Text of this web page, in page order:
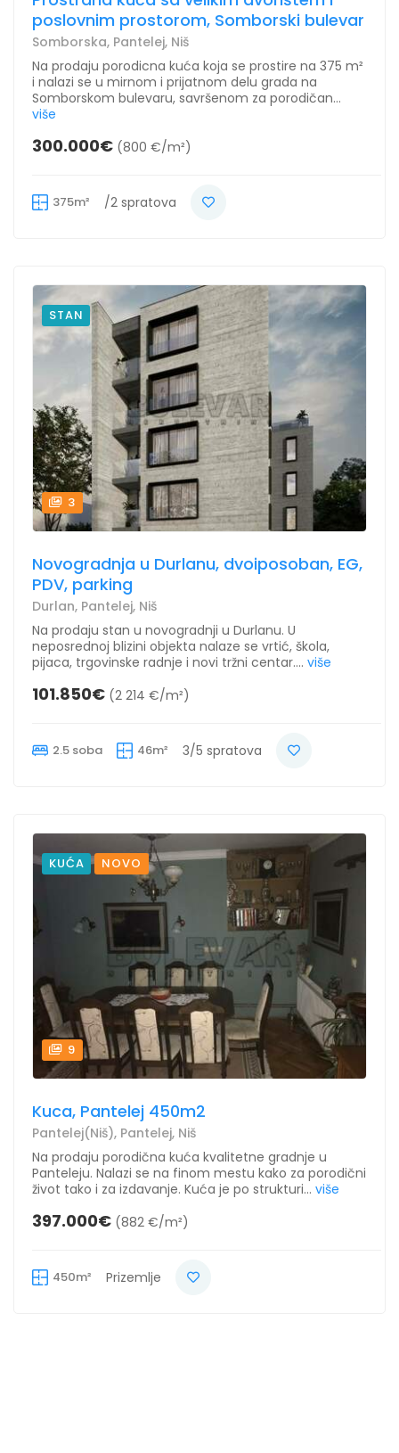
poslovnim prostorom, Somborski bulevar
Somborska, Pantelej, Niš
Na prodaju porodicna kuća koja se prostire na 375 m²
i nalazi se u mirnom i prijatnom delu grada na
Somborskom bulevaru, savršenom za porodičan...
više
300.000€ (800 €/m²)
375m² /2 spratova
STAN
3
Novogradnja u Durlanu, dvoiposoban, EG,
PDV, parking
Durlan, Pantelej, Niš
Na prodaju stan u novogradnji u Durlanu. U
neposrednoj blizini objekta nalaze se vrtić, škola,
pijaca, trgovinske radnje i novi tržni centar.... više
101.850€ (2 214 €/m²)
2.5 soba 46m² 3/5 spratova
KUĆA NOVO
9
Kuca, Pantelej 450m2
Pantelej(Niš), Pantelej, Niš
Na prodaju porodična kuća kvalitetne gradnje u
Panteleju. Nalazi se na finom mestu kako za porodični
život tako i za izdavanje. Kuća je po strukturi... više
397.000€ (882 €/m²)
450m² Prizemlje